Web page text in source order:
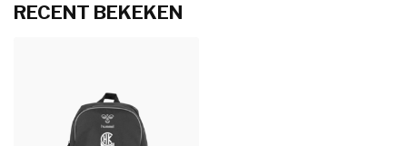
RECENT BEKEKEN